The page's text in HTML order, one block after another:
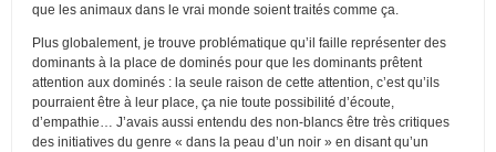
que les animaux dans le vrai monde soient traités comme ça.
Plus globalement, je trouve problématique qu’il faille représenter des
dominants à la place de dominés pour que les dominants prêtent
attention aux dominés : la seule raison de cette attention, c’est qu’ils
pourraient être à leur place, ça nie toute possibilité d’écoute,
d’empathie… J’avais aussi entendu des non-blancs être très critiques
des initiatives du genre « dans la peau d’un noir » en disant qu’un